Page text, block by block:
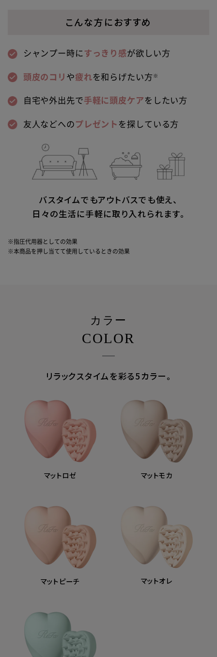
こんな方におすすめ
シャンプー時にすっきり感が欲しい方
頭皮のコリ や疲れを和らげたい方 ※
自宅や外出先で手軽に頭皮ケア をしたい方
友人などへの プレゼント を探している方
バスタイムでもアウトバスでも使え、
日々の生活に手軽に取り入れられます。
※指圧代用器としての効果
※本商品を押し当てて使用しているときの効果
カラー
COLOR
リラックスタイムを彩る5カラー。
マットロゼ マットモカ
マットピーチ マットオレ